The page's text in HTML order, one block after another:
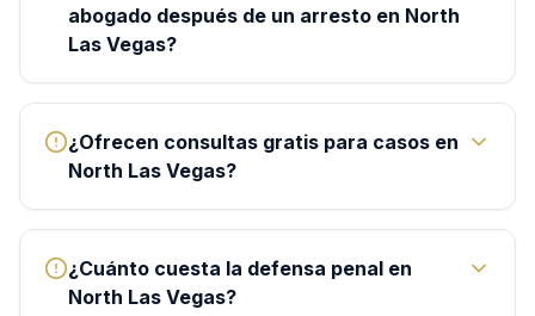
abogado después de un arresto en North
Las Vegas?
¿Ofrecen consultas gratis para casos en
North Las Vegas?
¿Cuánto cuesta la defensa penal en
North Las Vegas?